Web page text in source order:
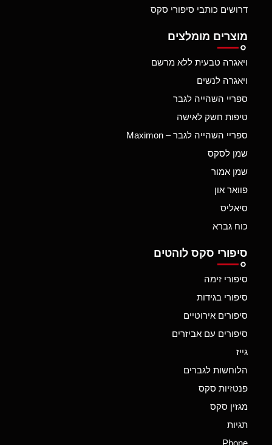
דרושים כותבי סיפורי סקס
מוצרים מומלצים
ויאגרה טבעית ללא מרשם
ויאגרה לנשים
ספריי השהייה לגבר
טיפות חשק לאישה
ספריי השהייה לגבר – Maximon
שמן לסקס
שמן אמור
פוואר און
סיאליס
כוח גברא
סיפורי סקס לוהטים
סיפורי זימה
סיפורי בגידות
סיפורים אירוטיים
סיפורים עם אביזרים
גייז
הלוחשות לגברים
פנטזיות סקס
מגזין סקס
תגיות
Phone